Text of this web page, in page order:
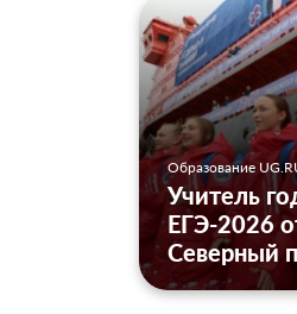
Образование
Учитель
ЕГЭ-2026
Северный